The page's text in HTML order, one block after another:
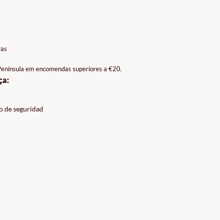
em encomendas superiores a €20.
de seguridad